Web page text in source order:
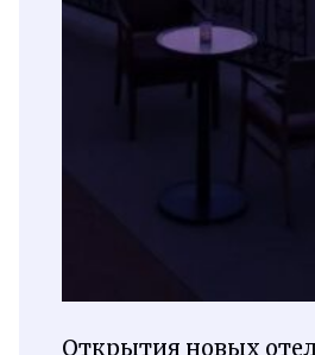
Открытия новых